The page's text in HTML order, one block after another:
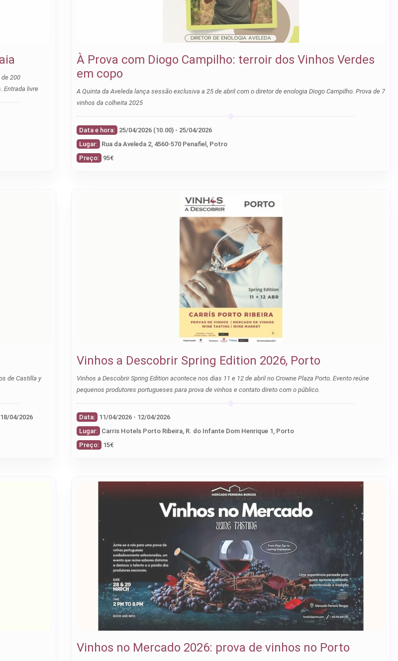
de 200
Entrada livre
À Prova com Diogo Campilho: terroir dos Vinhos Verdes
em copo
A Quinta da Aveleda lança sessão exclusiva a 25 de abril com o diretor de enologia Diogo Campilho. Prova de 7
vinhos da colheita 2025
Data e hora:
25/04/2026 (10.00) - 25/04/2026
Lugar: Rua da Aveleda 2, 4560-570 Penafiel, Potro
Preço: 95€
de Castilla y
18/04/2026 (às 10h30 para profissionais e imprensa; o público - 15h00.) - 18/04/2026
Vinhos a Descobrir Spring Edition 2026, Porto
Vinhos a Descobrir Spring Edition acontece nos dias 11 e 12 de abril no Crowne Plaza Porto. Evento reúne
pequenos produtores portugueses para prova de vinhos e contato direto com o público.
Data:
11/04/2026 - 12/04/2026
Lugar:
Carris Hotels Porto Ribeira, R. do Infante Dom Henrique 1, Porto
Preço: 15€
Vinhos no Mercado 2026: prova de vinhos no Porto